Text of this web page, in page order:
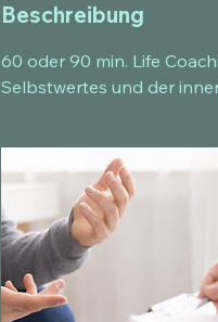
Beschreibung
60 oder 90 min. Life
Selbstwertes und der